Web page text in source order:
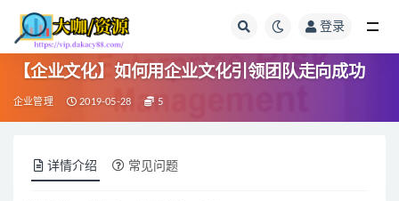
登录
【企业文化】如何用企业文化引领团队走向成功
企业管理 2019-05-28 5
详情介绍 常见问题
全部